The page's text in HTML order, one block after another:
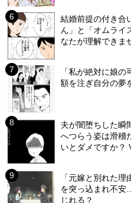
結婚前提の付き合
ん」と「オムライ
なたが理解できま
「私が絶対に娘
額を注ぎ自分の夢
夫が闇堕ちした瞬
へつらう姿は滑稽
いとダメですか？
「元嫁と別れた
を突っ込まれ不安
じれる？